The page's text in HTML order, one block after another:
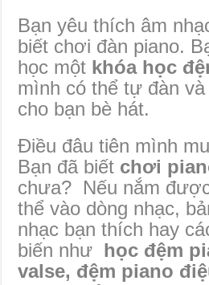
Bạn yêu thích âm
biết chơi đàn piano.
học một khóa học
mình có thể tự đàn
cho bạn bè hát.
Điều đâu tiên mình
Bạn đã biết chơi
chưa? Nếu nắm
thể vào dòng nhạc,
nhạc bạn thích hay
biến như học đệm
valse, đệm piano